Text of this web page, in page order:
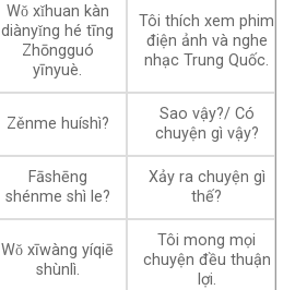
Wǒ xǐhuan kàn
diànyǐng hé tīng
Zhōngguó
yīnyuè.
Tôi thích xem phim
điện ảnh và nghe
nhạc Trung Quốc.
Zěnme huíshì?
Sao vậy?/ Có
chuyện gì vậy?
Fāshēng
shénme shì le?
Xảy ra chuyện gì
thế?
Wǒ xīwàng yíqiē
shùnlì.
Tôi mong mọi
chuyện đều thuận
lợi.